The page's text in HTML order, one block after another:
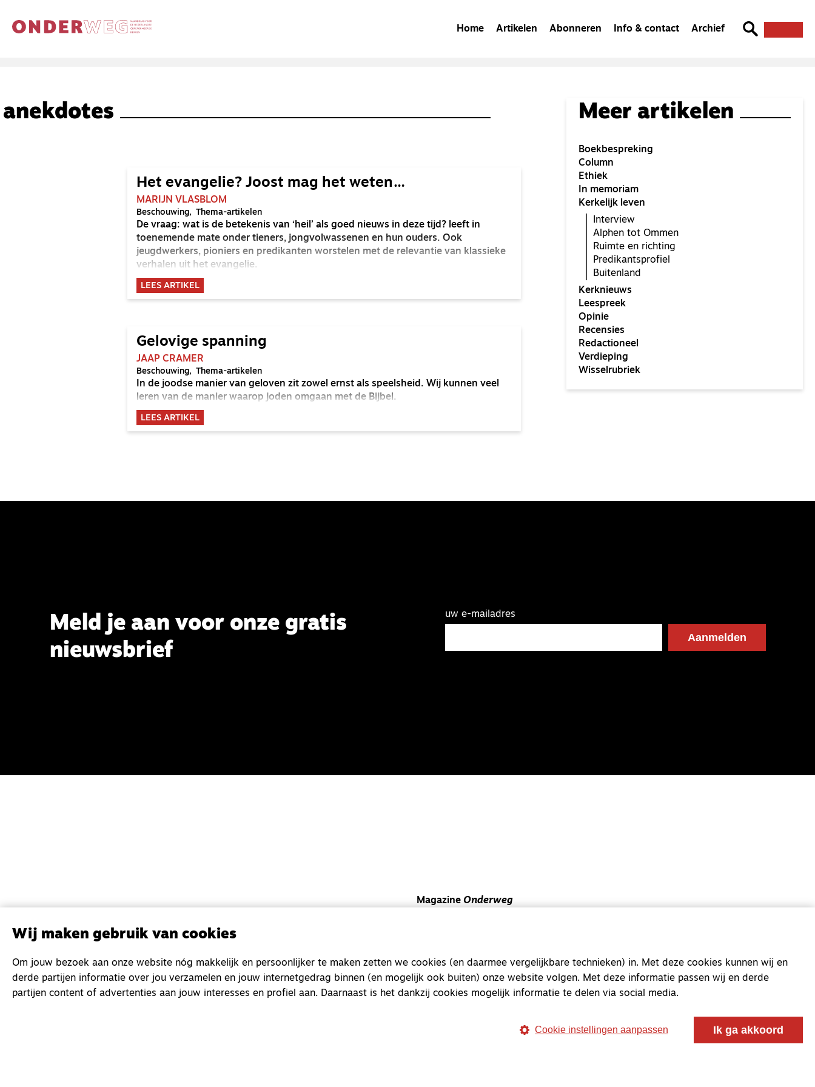
Home Artikelen Abonneren Info & contact Archief
anekdotes
Het evangelie? Joost mag het weten…
MARIJN VLASBLOM
Beschouwing Thema-artikelen
De vraag: wat is de betekenis van ‘heil’ als goed nieuws in deze tijd? leeft in
toenemende mate onder tieners, jongvolwassenen en hun ouders. Ook
jeugdwerkers, pioniers en predikanten worstelen met de relevantie van klassieke
verhalen uit het evangelie.
LEES ARTIKEL
Gelovige spanning
JAAP CRAMER
Beschouwing Thema-artikelen
In de joodse manier van geloven zit zowel ernst als speelsheid. Wij kunnen veel
leren van de manier waarop joden omgaan met de Bijbel.
LEES ARTIKEL
Meer artikelen
Boekbespreking
Column
Ethiek
In memoriam
Kerkelijk leven
Interview
Alphen tot Ommen
Ruimte en richting
Predikantsprofiel
Buitenland
Kerknieuws
Leespreek
Opinie
Recensies
Redactioneel
Verdieping
Wisselrubriek
Meld je aan voor onze gratis
nieuwsbrief
uw e-mailadres
Magazine Onderweg
MagazineOnderweg
Kvk-nummer 33277063
info@onderwegonline.nl
Wij maken gebruik van cookies
Om jouw bezoek aan onze website nóg makkelijk en persoonlijker te maken zetten we cookies (en daarmee vergelijkbare technieken) in. Met deze cookies kunnen wij en
derde partijen informatie over jou verzamelen en jouw internetgedrag binnen (en mogelijk ook buiten) onze website volgen. Met deze informatie passen wij en derde
partijen content of advertenties aan jouw interesses en profiel aan. Daarnaast is het dankzij cookies mogelijk informatie te delen via social media.
Cookie instellingen aanpassen Ik ga akkoord